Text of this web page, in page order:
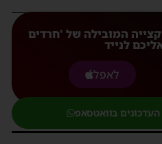
המובילה של 'חרדים
לנייד
לאפל
בוואטסאפ